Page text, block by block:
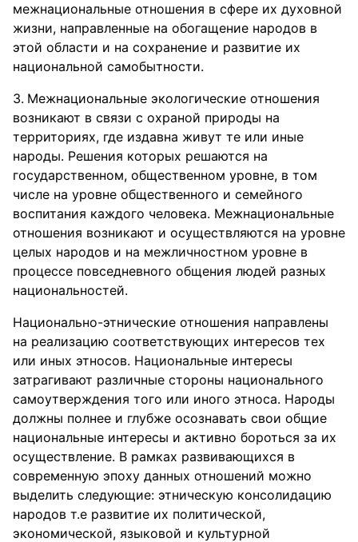
межнациональные отношения в сфере их духовной
жизни, направленные на обогащение народов в
этой области и на сохранение и развитие их
национальной самобытности.
Межнациональные экологические отношения
возникают в связи с охраной природы на
территориях, где издавна живут те или иные
народы. Решения которых решаются на
государственном, общественном уровне, в том
числе на уровне общественного и семейного
воспитания каждого человека. Межнациональные
отношения возникают и осуществляются на уровне
целых народов и на межличностном уровне в
процессе повседневного общения людей разных
национальностей.
Национально-этнические отношения направлены
на реализацию соответствующих интересов тех
или иных этносов. Национальные интересы
затрагивают различные стороны национального
самоутверждения того или иного этноса. Народы
должны полнее и глубже осознавать свои общие
национальные интересы и активно бороться за их
осуществление. В рамках развивающихся в
современную эпоху данных отношений можно
выделить следующие: этническую консолидацию
народов т.е развитие их политической,
экономической, языковой и культурной